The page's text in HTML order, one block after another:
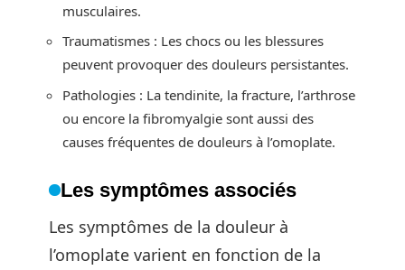
musculaires.
Traumatismes : Les chocs ou les blessures
peuvent provoquer des douleurs persistantes.
Pathologies : La tendinite, la fracture, l’arthrose
ou encore la fibromyalgie sont aussi des
causes fréquentes de douleurs à l’omoplate.
Les symptômes associés
Les symptômes de la douleur à
l’omoplate varient en fonction de la